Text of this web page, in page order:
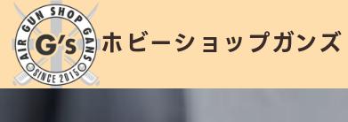
ホビーショップガンズ